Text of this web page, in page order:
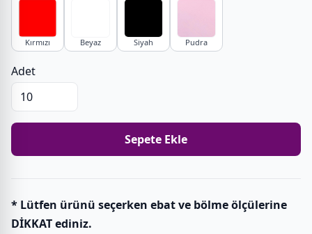
Kırmızı Beyaz Siyah Pudra
Adet
Sepete Ekle
* Lütfen ürünü seçerken ebat ve bölme ölçülerine
DİKKAT ediniz.